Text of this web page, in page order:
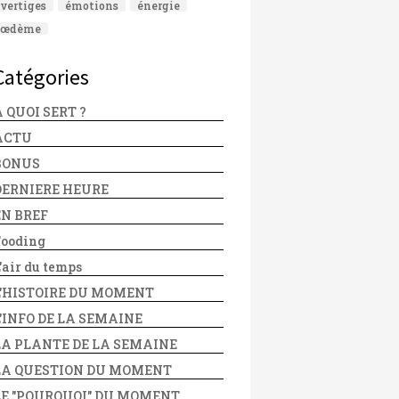
vertiges émotions
énergie
œdème
QUOI SERT ?
HEURE
BREF
du temps
DU MOMENT
DE LA SEMAINE
PLANTE DE LA SEMAINE
QUESTION DU MOMENT